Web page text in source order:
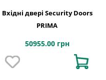
Вхідні двері Security Doors
PRIMA
50955.00 грн